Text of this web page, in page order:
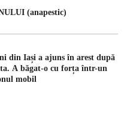
(anapestic)
din Iași a ajuns în arest după
A băgat-o cu forța într-un
mobil